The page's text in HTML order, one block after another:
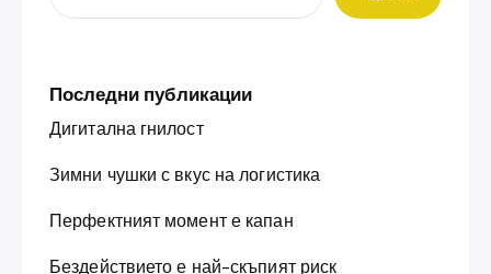
Последни публикации
Дигитална гнилост
Зимни чушки с вкус на логистика
Перфектният момент е капан
Бездействието е най-скъпият риск